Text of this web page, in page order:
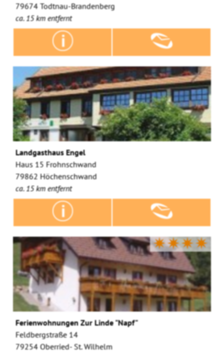
79674 Todtnau-Brandenberg
ca. 15 km entfernt
Landgasthaus Engel
Haus 15 Frohnschwand
79862 Höchenschwand
ca. 15 km entfernt
✷✷✷✷
Ferienwohnungen Zur Linde "Napf"
Feldbergstraße 14
79254 Oberried- St. Wilhelm